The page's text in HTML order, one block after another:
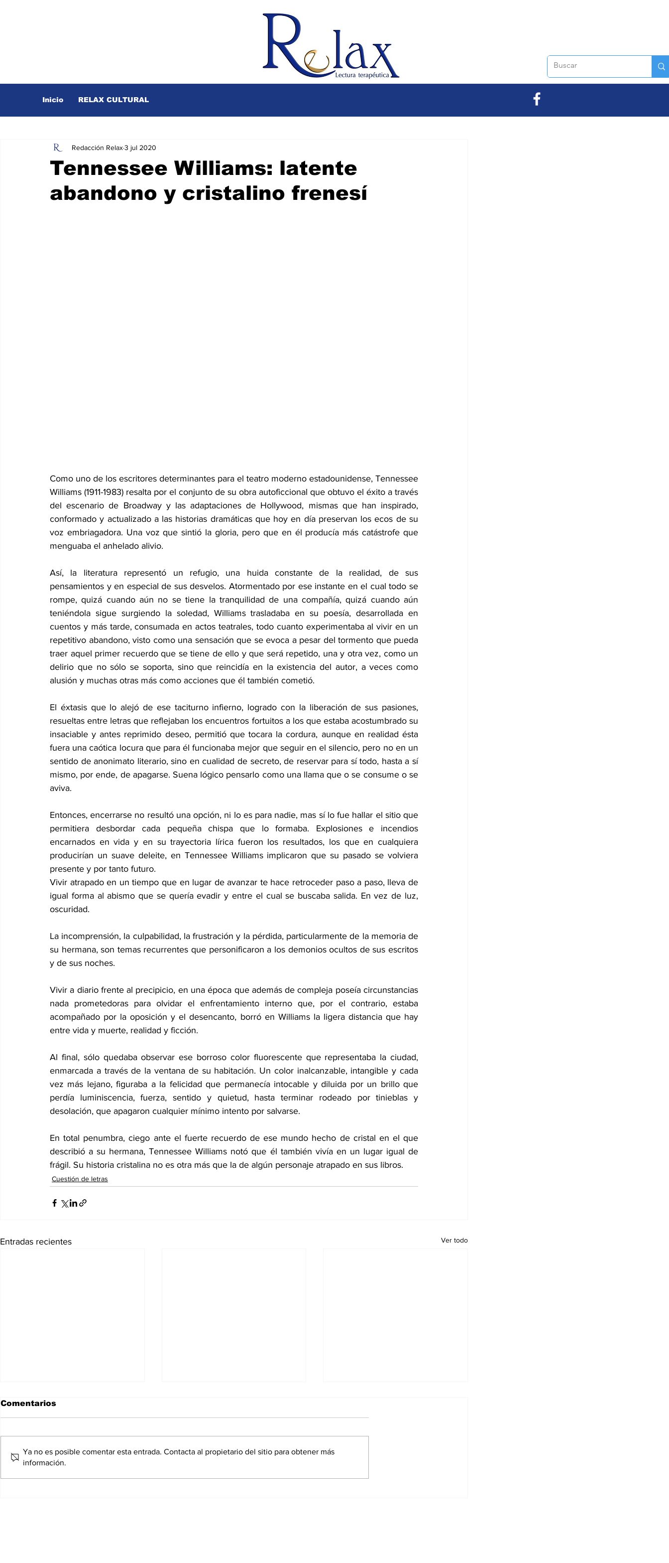
Inicio RELAX CULTURAL
Tennessee Williams: latente
abandono y cristalino frenesí
Redacción Relax3 jul 2020
Como uno de los escritores determinantes para el teatro moderno estadounidense, Tennessee
Williams (1911-1983) resalta por el conjunto de su obra autoficcional que obtuvo el éxito a través
del escenario de Broadway y las adaptaciones de Hollywood, mismas que han inspirado,
conformado y actualizado a las historias dramáticas que hoy en día preservan los ecos de su
voz embriagadora. Una voz que sintió la gloria, pero que en él producía más catástrofe que
menguaba el anhelado alivio.
Así, la literatura representó un refugio, una huida constante de la realidad, de sus
pensamientos y en especial de sus desvelos. Atormentado por ese instante en el cual todo se
rompe, quizá cuando aún no se tiene la tranquilidad de una compañía, quizá cuando aún
teniéndola sigue surgiendo la soledad, Williams trasladaba en su poesía, desarrollada en
cuentos y más tarde, consumada en actos teatrales, todo cuanto experimentaba al vivir en un
repetitivo abandono, visto como una sensación que se evoca a pesar del tormento que pueda
traer aquel primer recuerdo que se tiene de ello y que será repetido, una y otra vez, como un
delirio que no sólo se soporta, sino que reincidía en la existencia del autor, a veces como
alusión y muchas otras más como acciones que él también cometió.
El éxtasis que lo alejó de ese taciturno infierno, logrado con la liberación de sus pasiones,
resueltas entre letras que reflejaban los encuentros fortuitos a los que estaba acostumbrado su
insaciable y antes reprimido deseo, permitió que tocara la cordura, aunque en realidad ésta
fuera una caótica locura que para él funcionaba mejor que seguir en el silencio, pero no en un
sentido de anonimato literario, sino en cualidad de secreto, de reservar para sí todo, hasta a sí
mismo, por ende, de apagarse. Suena lógico pensarlo como una llama que o se consume o se
aviva.
Entonces, encerrarse no resultó una opción, ni lo es para nadie, mas sí lo fue hallar el sitio que
permitiera desbordar cada pequeña chispa que lo formaba. Explosiones e incendios
encarnados en vida y en su trayectoria lírica fueron los resultados, los que en cualquiera
producirían un suave deleite, en Tennessee Williams implicaron que su pasado se volviera
presente y por tanto futuro.
Vivir atrapado en un tiempo que en lugar de avanzar te hace retroceder paso a paso, lleva de
igual forma al abismo que se quería evadir y entre el cual se buscaba salida. En vez de luz,
oscuridad.
La incomprensión, la culpabilidad, la frustración y la pérdida, particularmente de la memoria de
su hermana, son temas recurrentes que personificaron a los demonios ocultos de sus escritos
y de sus noches.
Vivir a diario frente al precipicio, en una época que además de compleja poseía circunstancias
nada prometedoras para olvidar el enfrentamiento interno que, por el contrario, estaba
acompañado por la oposición y el desencanto, borró en Williams la ligera distancia que hay
entre vida y muerte, realidad y ficción.
Al final, sólo quedaba observar ese borroso color fluorescente que representaba la ciudad,
enmarcada a través de la ventana de su habitación. Un color inalcanzable, intangible y cada
vez más lejano, figuraba a la felicidad que permanecía intocable y diluida por un brillo que
perdía luminiscencia, fuerza, sentido y quietud, hasta terminar rodeado por tinieblas y
desolación, que apagaron cualquier mínimo intento por salvarse.
En total penumbra, ciego ante el fuerte recuerdo de ese mundo hecho de cristal en el que
describió a su hermana, Tennessee Williams notó que él también vivía en un lugar igual de
frágil. Su historia cristalina no es otra más que la de algún personaje atrapado en sus libros.
Cuestión de letras
Entradas recientes Ver todo
László Krasznahorkai,
Los libros que salen,
Escritores que también
Comentarios
Ya no es posible comentar esta entrada. Contacta al propietario del sitio para obtener más
información.